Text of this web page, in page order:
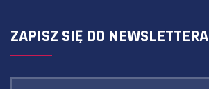
ZAPISZ SIĘ DO NEWSLETTERA